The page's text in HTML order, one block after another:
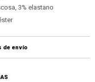
3% elastano
de envío